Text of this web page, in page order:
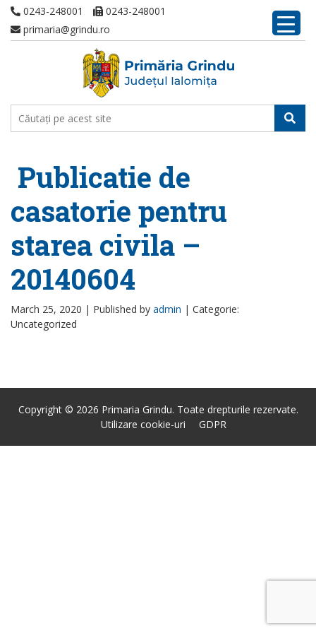
0243-248001
0243-248001
primaria@grindu.ro
Publicatie de
casatorie pentru
starea civila –
20140604
March 25, 2020 | Published by admin | Categorie:
Uncategorized
Copyright © 2026 Primaria Grindu. Toate drepturile rezervate.
Utilizare cookie-uri
GDPR